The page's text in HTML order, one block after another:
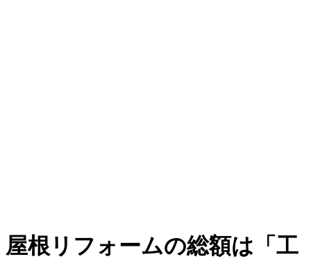
屋根リフォームの総額は「工